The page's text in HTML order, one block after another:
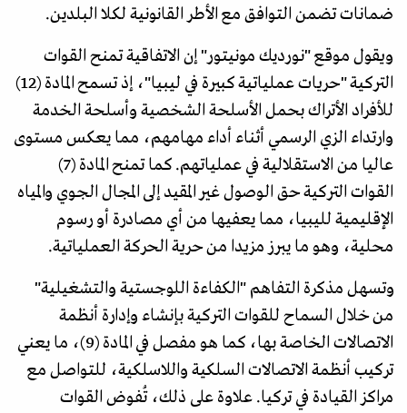
ضمانات تضمن التوافق مع الأطر القانونية لكلا البلدين.
ويقول موقع "نورديك مونيتور" إن الاتفاقية تمنح القوات
التركية "حريات عملياتية كبيرة في ليبيا"، إذ تسمح المادة (12)
للأفراد الأتراك بحمل الأسلحة الشخصية وأسلحة الخدمة
وارتداء الزي الرسمي أثناء أداء مهامهم، مما يعكس مستوى
عاليا من الاستقلالية في عملياتهم. كما تمنح المادة (7)
القوات التركية حق الوصول غير المقيد إلى المجال الجوي والمياه
الإقليمية لليبيا، مما يعفيها من أي مصادرة أو رسوم
محلية، وهو ما يبرز مزيدا من حرية الحركة العملياتية.
وتسهل مذكرة التفاهم "الكفاءة اللوجستية والتشغيلية"
من خلال السماح للقوات التركية بإنشاء وإدارة أنظمة
الاتصالات الخاصة بها، كما هو مفصل في المادة (9)، ما يعني
تركيب أنظمة الاتصالات السلكية واللاسلكية، للتواصل مع
مراكز القيادة في تركيا. علاوة على ذلك، تُفوض القوات